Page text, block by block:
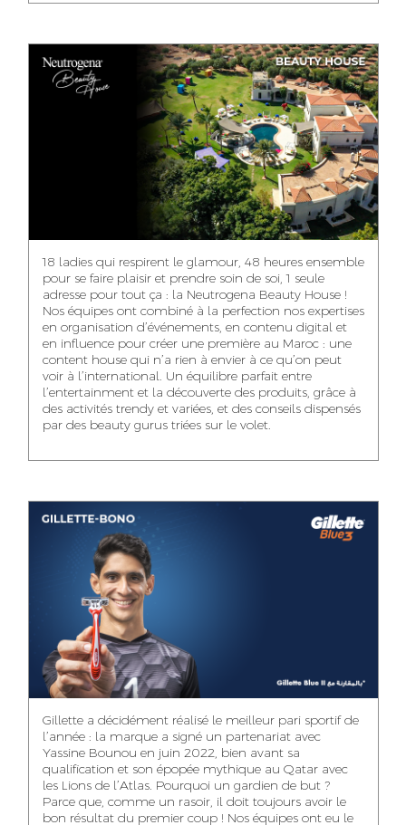
GHITA EL ARABI
EZZAKI SALMA
ACCOUNT
MANAGER
ANASS ELRHAZI
EDITORIAL
MANAGER AND
CONTENT
YAHYA LOULIDI
MEDIA RELATIONS
MANAGER
NIAMA EL YOSSRI
DIGITAL MANAGER
WA-IL ZRYOUIL
PUBLIC RELATIONS
CONSULTANT
NOUREDDINE
SAMADI
ART DIRECTOR
MOHAMED
LEHMOUM
ART DIRECTOR
MEHDI ZERRAD
MANAGER
CHAIMAA
DIGITAL MANAGER
IDMOUSSA SAFAA
PUBLIC RELATIONS
CONSULTANT
NOUHAILA DIKER
IMANE LACHGUER
EXECUTIVE
DOUNIA SADOUK
ACCOUNTANT
OUSSAMA
BENHAMOU
GRAPHIC
DESIGNER
18 ladies qui respirent le glamour, 48 heures ensemble
pour se faire plaisir et prendre soin de soi, 1 seule
adresse pour tout ça : la Neutrogena Beauty House !
Nos équipes ont combiné à la perfection nos expertises
en organisation d’événements, en contenu digital et
en influence pour créer une première au Maroc : une
content house qui n’a rien à envier à ce qu’on peut
voir à l’international. Un équilibre parfait entre
l’entertainment et la découverte des produits, grâce à
des activités trendy et variées, et des conseils dispensés
par des beauty gurus triées sur le volet.
Gillette a décidément réalisé le meilleur pari sportif de
l’année : la marque a signé un partenariat avec
Yassine Bounou en juin 2022, bien avant sa
qualification et son épopée mythique au Qatar avec
les Lions de l’Atlas. Pourquoi un gardien de but ?
Parce que, comme un rasoir, il doit toujours avoir le
bon résultat du premier coup ! Nos équipes ont eu le